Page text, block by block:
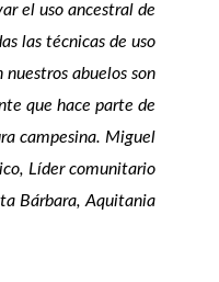
el uso ancestral de
las técnicas de uso
nuestros abuelos son
que hace parte de
campesina. Miguel
Líder comunitario
Bárbara, Aquitania